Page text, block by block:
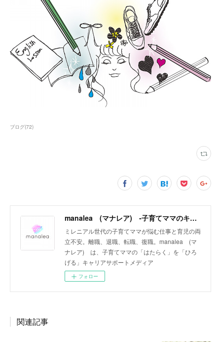
ブログ(72)
manalea (マナレア) ‐子育てママのキャリアサポートメディア‐
ミレニアル世代の子育てママが悩む仕事と育児の両
立不安。離職、退職、転職、復職。manalea (マ
ナレア) は、子育てママの「はたらく」を「ひろ
げる」キャリアサポートメディア
フォロー
関連記事